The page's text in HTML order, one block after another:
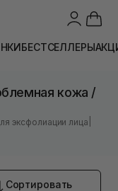
БЕСТСЕЛЛЕРЫ
кожа /
эксфолиации лица
Сортировать